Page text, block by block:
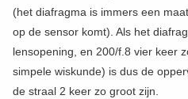
(het diafragma is immers een
op de sensor komt). Als het
lensopening, en 200/f.8 vier keer
simpele wiskunde) is dus de
de straal 2 keer zo groot zijn.